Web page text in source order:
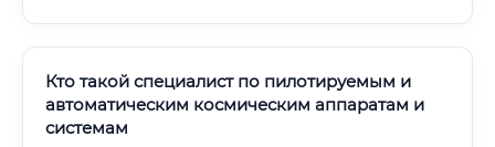
Кто такой специалист по пилотируемым и
автоматическим космическим аппаратам и
системам